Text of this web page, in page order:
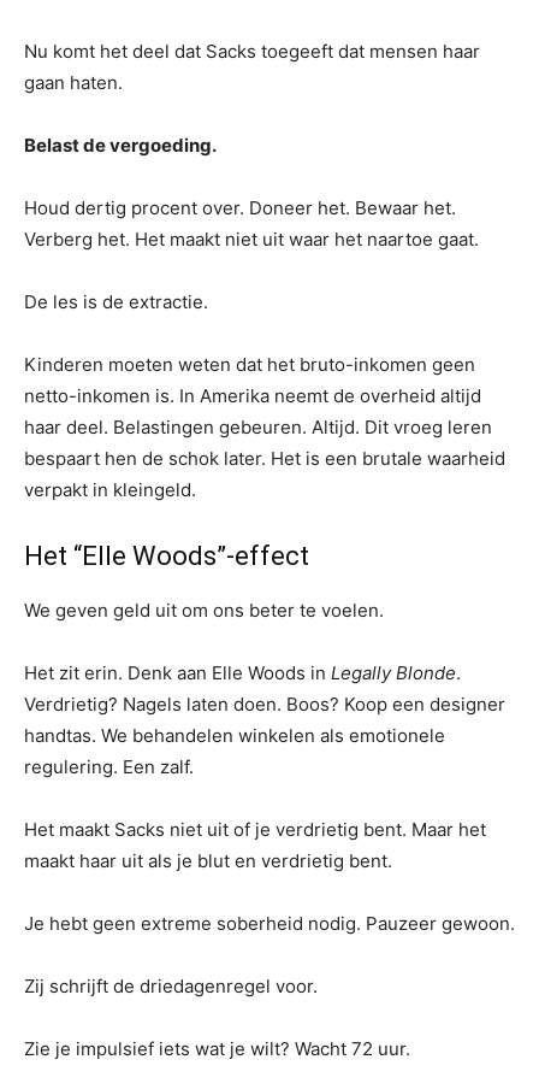
Nu komt het deel dat Sacks toegeeft dat mensen haar
gaan haten.
Belast de vergoeding.
Houd dertig procent over. Doneer het. Bewaar het.
Verberg het. Het maakt niet uit waar het naartoe gaat.
De les is de extractie.
Kinderen moeten weten dat het bruto-inkomen geen
netto-inkomen is. In Amerika neemt de overheid altijd
haar deel. Belastingen gebeuren. Altijd. Dit vroeg leren
bespaart hen de schok later. Het is een brutale waarheid
verpakt in kleingeld.
Het “Elle Woods”-effect
We geven geld uit om ons beter te voelen.
Het zit erin. Denk aan Elle Woods in Legally Blonde.
Verdrietig? Nagels laten doen. Boos? Koop een designer
handtas. We behandelen winkelen als emotionele
regulering. Een zalf.
Het maakt Sacks niet uit of je verdrietig bent. Maar het
maakt haar uit als je blut en verdrietig bent.
Je hebt geen extreme soberheid nodig. Pauzeer gewoon.
Zij schrijft de driedagenregel voor.
Zie je impulsief iets wat je wilt? Wacht 72 uur.